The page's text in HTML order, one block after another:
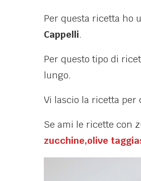
Per questa ricetta ho
Cappelli.
Per questo tipo di
lungo.
Vi lascio la ricetta per
Se ami le ricette con
zucchine,olive